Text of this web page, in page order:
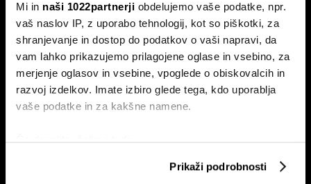
Mi in naši 1022partnerji obdelujemo vaše podatke, npr.
vaš naslov IP, z uporabo tehnologij, kot so piškotki, za
shranjevanje in dostop do podatkov o vaši napravi, da
vam lahko prikazujemo prilagojene oglase in vsebino, za
merjenje oglasov in vsebine, vpoglede o obiskovalcih in
razvoj izdelkov. Imate izbiro glede tega, kdo uporablja
vaše podatke in za kakšne namene.
Če dovolite, želimo tudi:
Zbirati informacije o vaši geografski lokaciji, ki so
Prikaži podrobnosti
AfD in potop Merza lahko prepreči le
'slovenski scenarij'
Septembra v Saški-Anhalt, Berlinu in Mecklenburg-
Predpomorjanski deželne volitve, ki bodo podale oceno
Merzeve vlade.